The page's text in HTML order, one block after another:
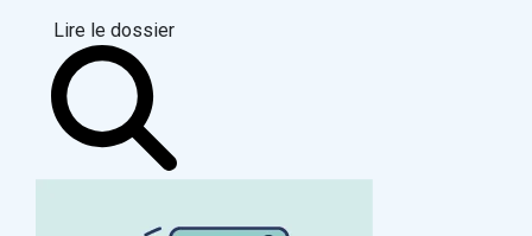
Lire le dossier